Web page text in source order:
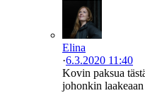
Elina
·6.3.2020 11:40
Kovin paksua
johonkin